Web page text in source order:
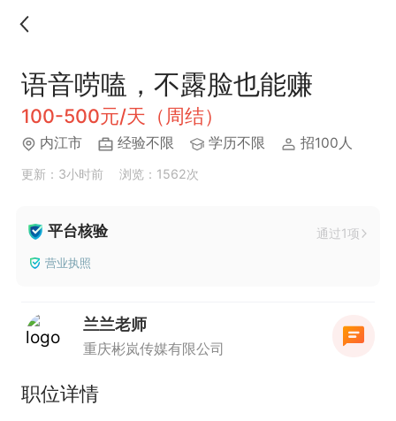
语音唠嗑，不露脸也能赚
100-500元/天（周结）
内江市 经验不限 学历不限 招100人
更新：3小时前 浏览：1562次
平台核验 通过1项
营业执照
兰兰老师
重庆彬岚传媒有限公司
职位详情